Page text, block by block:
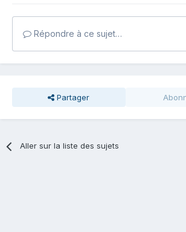
Répondre à ce sujet…
Partager
Aller sur la liste des sujets